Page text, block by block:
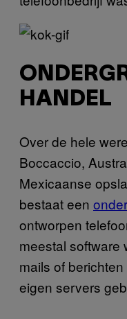
HANDEL
Over de hele
Boccaccio,
Mexicaanse
bestaat een
ontworpen
meestal software
mails of
eigen servers